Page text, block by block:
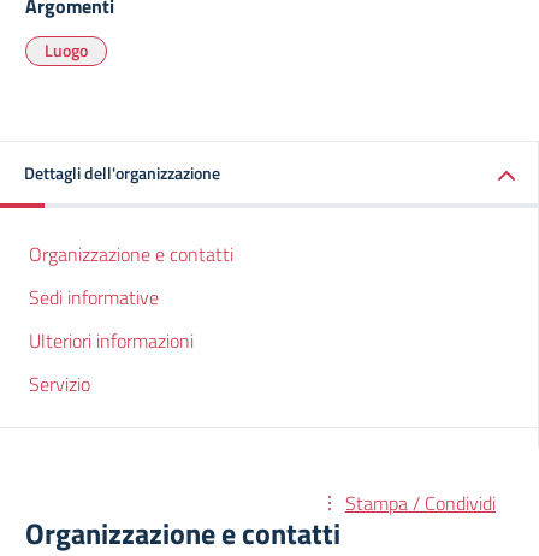
Argomenti
Luogo
Dettagli dell'organizzazione
Organizzazione e contatti
Sedi informative
Ulteriori informazioni
Servizio
Stampa / Condividi
Organizzazione e contatti